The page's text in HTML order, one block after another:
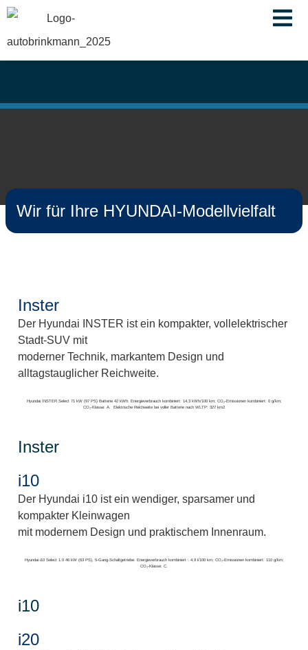
Wir für Ihre HYUNDAI-Modellvielfalt
Inster
Der Hyundai INSTER ist ein kompakter, vollelektrischer
Stadt-SUV mit
moderner Technik, markantem Design und
alltagstauglicher Reichweite.
Hyundai INSTER Select 71 kW (97 PS) Batterie 42 kWh: Energieverbrauch kombiniert: 14,3 kWh/100 km; CO₂-Emissionen kombiniert: 0 g/km;
CO₂-Klasse: A. Elektrische Reichweite bei voller Batterie nach WLTP: 327 km2
Inster
i10
Der Hyundai i10 ist ein wendiger, sparsamer und
kompakter Kleinwagen
mit modernem Design und praktischem Innenraum.
Hyundai i10 Select 1.0 46 kW (63 PS), 5-Gang-Schaltgetriebe: Energieverbrauch kombiniert : 4,9 l/100 km; CO₂-Emissionen kombiniert: 110 g/km;
CO₂-Klasse: C.
i10
i20